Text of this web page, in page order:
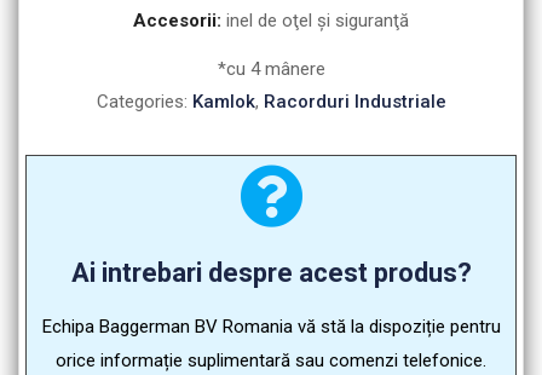
Accesorii: inel de oţel şi siguranţă
*cu 4 mânere
Categories: Kamlok, Racorduri Industriale
Ai intrebari despre acest produs?
Echipa Baggerman BV Romania vă stă la dispoziție pentru
orice informație suplimentară sau comenzi telefonice.